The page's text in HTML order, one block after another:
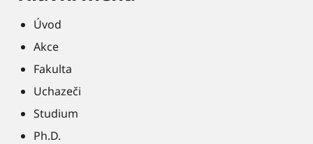
Úvod
Akce
Fakulta
Uchazeči
Studium
Ph.D.